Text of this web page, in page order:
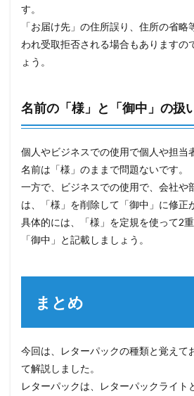
す。
「お届け先」の住所誤り、住所の省
われ受取拒否される場合もありますの
ょう。
名前の「様」と「御中」の扱
個人やビジネスでの使用で個人や担当
名前は「様」のままで問題ないです。
一方で、ビジネスでの使用で、会社や
は、「様」を削除して「御中」に修正
具体的には、「様」を定規を使って2
「御中」と記載しましょう。
まとめ
今回は、レターパックの種類と覚えて
て解説しました。
レターパックは、レターパックライト